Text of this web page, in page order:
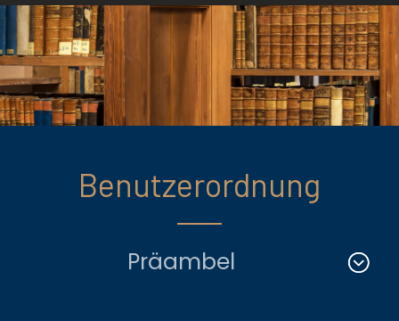
Benutzerordnung
Präambel